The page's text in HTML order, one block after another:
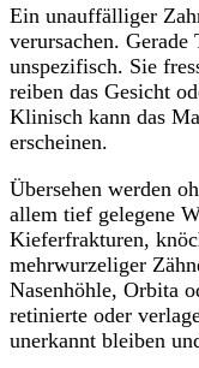
Ein unauffälliger
verursachen. Gerade
unspezifisch. Sie
reiben das Gesicht
Klinisch kann das
erscheinen.
Übersehen werden
allem tief gelegene
Kieferfrakturen,
mehrwurzeliger
Nasenhöhle, Orbita
retinierte oder
unerkannt bleiben